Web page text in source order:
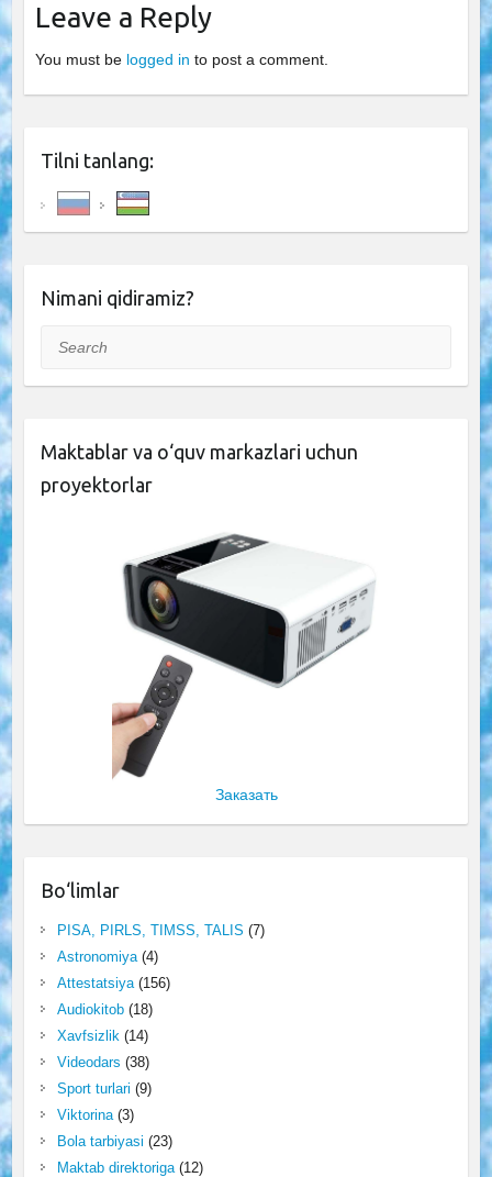
Leave a Reply
You must be logged in to post a comment.
Tilni tanlang:
Nimani qidiramiz?
Search
Maktablar va o‘quv markazlari uchun
proyektorlar
Заказать
Bo‘limlar
PISA, PIRLS, TIMSS, TALIS (7)
Astronomiya(4)
Attestatsiya(156)
Audiokitob(18)
Xavfsizlik(14)
Videodars (38)
Sport turlari (9)
Viktorina(3)
Bola tarbiyasi (23)
Maktab direktoriga(12)